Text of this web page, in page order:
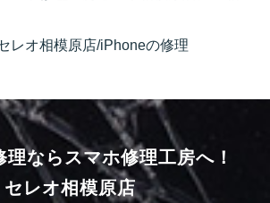
レオ相模原店/iPhoneの修理
ならスマホ修理工房へ！
セレオ相模原店